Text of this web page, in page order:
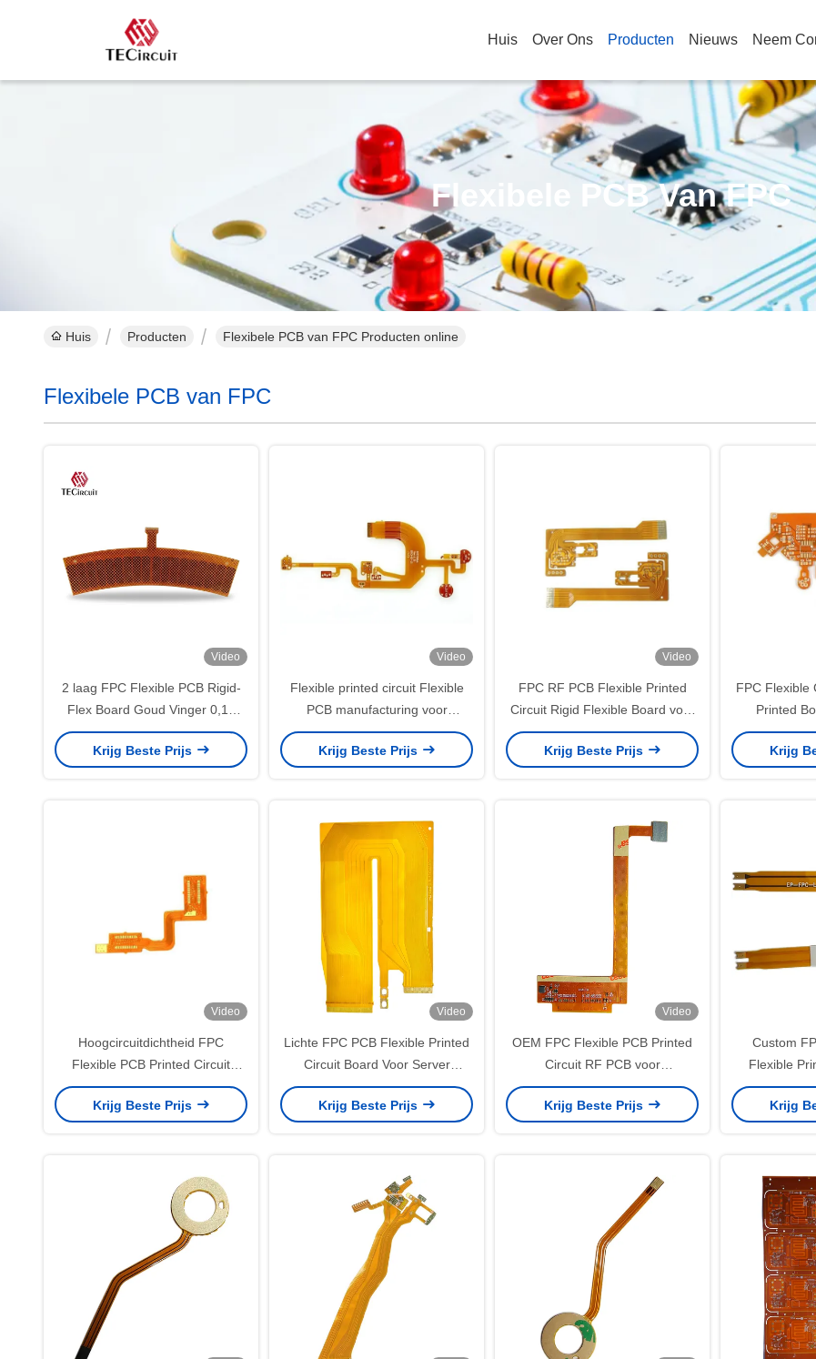
Huis Over Ons Producten Nieuws Neem
Flexibele PCB Van FPC
Huis Producten Flexibele PCB van FPC Producten online
Flexibele PCB van FPC
Video
2 laag FPC Flexible PCB Rigid-
Flex Board Goud Vinger 0,15
mm Dikte
Krijg Beste Prijs
Video
Flexible printed circuit Flexible
PCB manufacturing voor
automotive electronics
Krijg Beste Prijs
Video
FPC RF PCB Flexible Printed
Circuit Rigid Flexible Board voor
Auto Car Led
Krijg Beste Prijs
FPC Flexible
Printed
Krijg
Video
Hoogcircuitdichtheid FPC
Flexible PCB Printed Circuit
Board Voor Smartphone
Krijg Beste Prijs
Video
Lichte FPC PCB Flexible Printed
Circuit Board Voor Server
Computer
Krijg Beste Prijs
Video
OEM FPC Flexible PCB Printed
Circuit RF PCB voor
psychologisch therapieapparaat
Krijg Beste Prijs
Custom
Flexible
Board
Krijg